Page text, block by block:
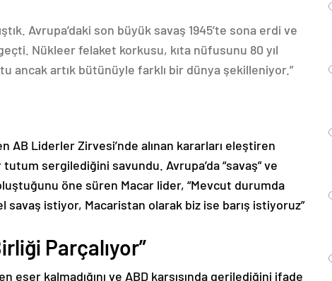
Avrupa’daki son büyük savaş 1945’te sona erdi ve
Nükleer felaket korkusu, kıta nüfusunu 80 yıl
ancak artık bütünüyle farklı bir dünya şekilleniyor.”
AB Liderler Zirvesi’nde alınan kararları eleştiren
tutum sergilediğini savundu. Avrupa’da “savaş” ve
öne süren Macar lider, “Mevcut durumda
savaş istiyor, Macaristan olarak biz ise barış istiyoruz”
Parçalıyor”
eser kalmadığını ve ABD karşısında gerilediğini ifade